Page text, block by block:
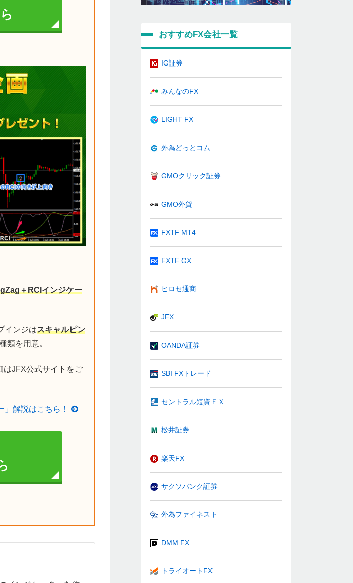
＋RCIインジケー
インジはスキャルピン
類を用意。
はJFX公式サイトをご
」解説はこちら！
おすすめFX会社一覧
IG証券
みんなのFX
LIGHT FX
外為どっとコム
GMOクリック証券
GMO外貨
FXTF MT4
FXTF GX
ヒロセ通商
JFX
OANDA証券
SBI FXトレード
セントラル短資ＦＸ
松井証券
楽天FX
サクソバンク証券
外為ファイネスト
DMM FX
トライオートFX